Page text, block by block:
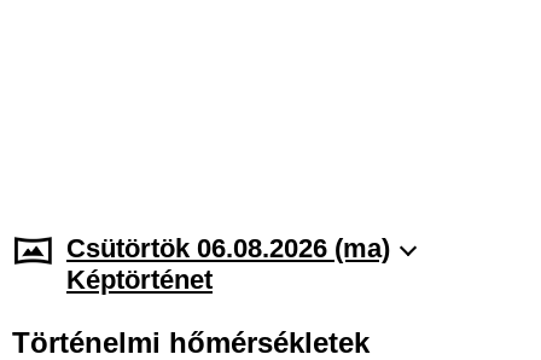
Csütörtök 06.08.2026 (ma)
Képtörténet
Történelmi hőmérsékletek